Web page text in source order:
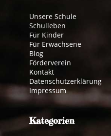
Unsere Schule
Schulleben
Für Kinder
Für Erwachsene
Blog
Förderverein
Kontakt
Datenschutzerklärung
Impressum
Kategorien